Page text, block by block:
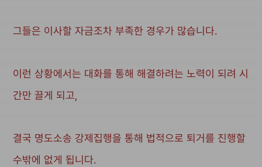
그들은 이사할 자금조차 부족한 경우가 많습니다.
이런 상황에서는 대화를 통해 해결하려는 노력이 되려 시
간만 끌게 되고,
결국 명도소송 강제집행을 통해 법적으로 퇴거를 진행할
수밖에 없게 됩니다.